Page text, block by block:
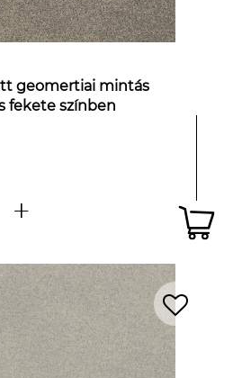
geomertiai mintás
fekete színben